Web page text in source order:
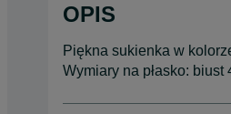
OPIS
Piękna sukienka w
Wymiary na płasko: biust